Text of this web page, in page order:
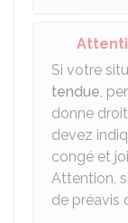
Si votre
tendue,
donne
devez
congé et
Attention,
de préavis